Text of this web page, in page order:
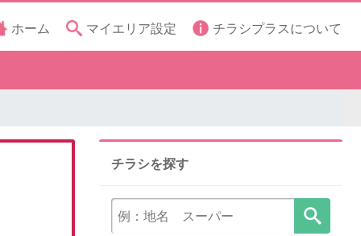
ホーム マイエリア設定 チラシプラスについて
チラシを探す